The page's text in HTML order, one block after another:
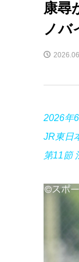
康尋
ノバ
2026年6
JR東日
第11節